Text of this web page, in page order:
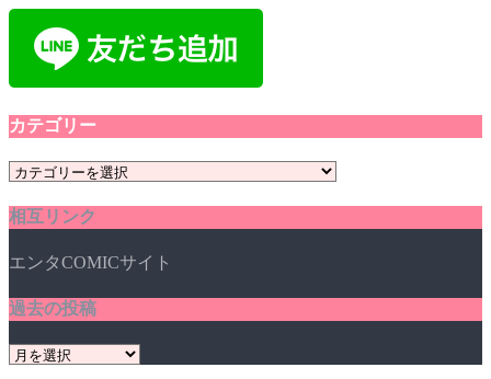
カテゴリー
カ
ゴ
ー
相互リンク
エンタCOMICサイト
過去の投稿
過